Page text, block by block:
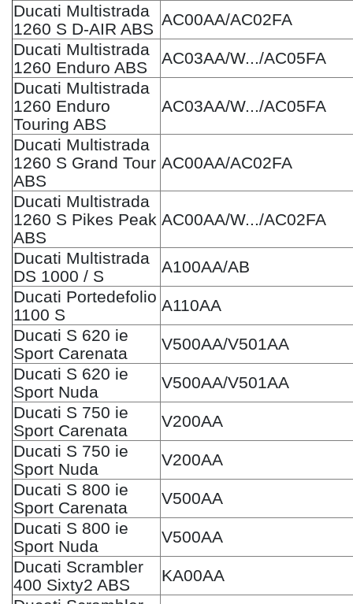
Ducati Multistrada
1260 S D-AIR ABS
AC00AA/AC02FA
Ducati Multistrada
1260 Enduro ABS
AC03AA/W.../AC05FA
Ducati Multistrada
1260 Enduro
Touring ABS
AC03AA/W.../AC05FA
Ducati Multistrada
1260 S Grand Tour
ABS
AC00AA/AC02FA
Ducati Multistrada
1260 S Pikes Peak
ABS
AC00AA/W.../AC02FA
Ducati Multistrada
DS 1000 / S
A100AA/AB
Ducati Portedefolio
1100 S
A110AA
Ducati S 620 ie
Sport Carenata
V500AA/V501AA
Ducati S 620 ie
Sport Nuda
V500AA/V501AA
Ducati S 750 ie
Sport Carenata
V200AA
Ducati S 750 ie
Sport Nuda
V200AA
Ducati S 800 ie
Sport Carenata
V500AA
Ducati S 800 ie
Sport Nuda
V500AA
Ducati Scrambler
400 Sixty2 ABS
KA00AA